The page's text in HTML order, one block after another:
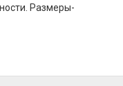
Размеры-